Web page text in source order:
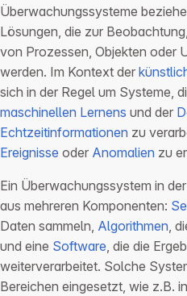
Überwachungssysteme
Lösungen, die zur
von Prozessen, Objekten oder
werden. Im Kontext der
sich in der Regel um Systeme,
maschinellen Lernens und der
Echtzeitinformationen zu
Ereignisse oder Anomalien zu
Ein Überwachungssystem in
aus mehreren Komponenten:
Daten sammeln, Algorithmen,
und eine Software, die die
weiterverarbeitet. Solche
Bereichen eingesetzt, wie z.B.